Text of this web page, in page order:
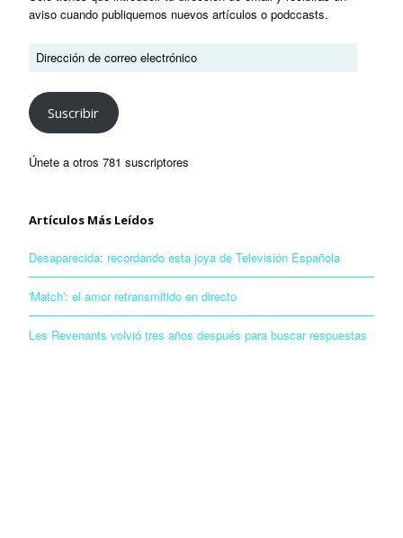
aviso cuando publiquemos nuevos artículos o podccasts.
Suscribir
Únete a otros 781 suscriptores
Artículos Más Leídos
Desaparecida: recordando esta joya de Televisión Española
'Match': el amor retransmitido en directo
Les Revenants volvió tres años después para buscar respuestas